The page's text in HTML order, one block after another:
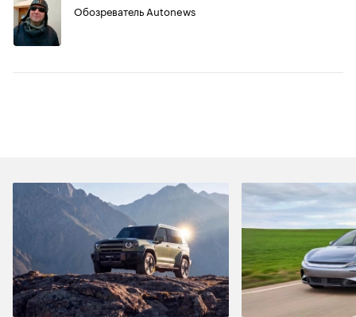
Обозреватель Autonews